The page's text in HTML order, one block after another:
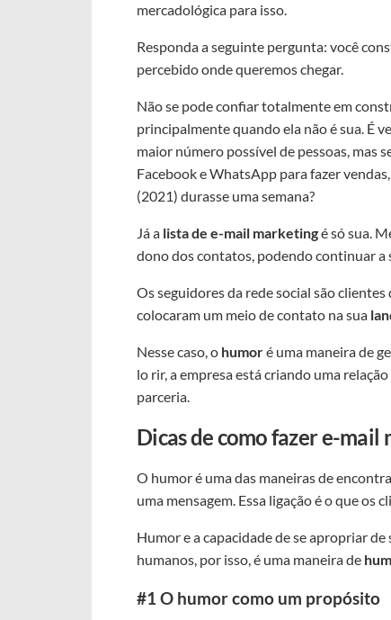
mercadológica para isso.
Responda a seguinte pergunta: você
percebido onde queremos chegar.
Não se pode confiar totalmente em
principalmente quando ela não é sua. É
maior número possível de pessoas, mas
Facebook e WhatsApp para fazer
(2021) durasse uma semana?
Já a lista de e-mail marketingé só sua.
dono dos contatos, podendo continuar a
Os seguidores da rede social são
colocaram um meio de contato na sua
Nesse caso, o humoré uma maneira de
lo rir, a empresa está criando uma
parceria.
Dicas de como fazer e-
O humor é uma das maneiras de
uma mensagem. Essa ligação é o que os
Humor e a capacidade de se apropriar
humanos, por isso, é uma maneira de
#1 O humor como um propósito